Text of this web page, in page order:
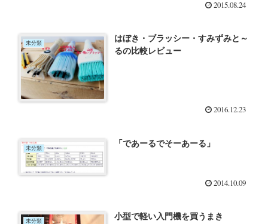
2015.08.24
未分類
はぼき・ブラッシー・すみずみと～
るの比較レビュー
2016.12.23
未分類 「であーるでそーあーる」
2014.10.09
未分類 小型で軽い入門機を買うまき